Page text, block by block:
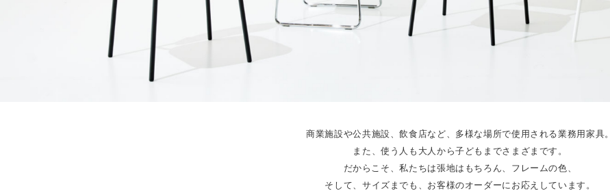
商業施設や公共施設、飲食店など、 多様な場所で使用される業務用家具。
また、使う人も大人から子どもまでさまざまです。
だからこそ、私たちは張地はもちろん、 フレームの色、
そして、サイズまでも、 お客様のオーダーにお応えしています。